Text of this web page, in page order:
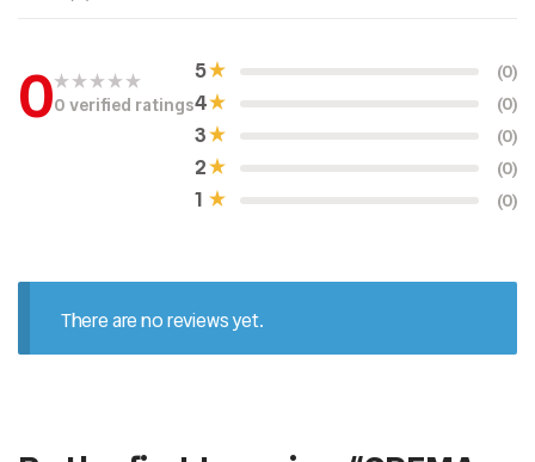
0N
0 verified ratings
1 (0)
2 (0)
3 (0)
4 (0)
5 (0)
There are no reviews yet.